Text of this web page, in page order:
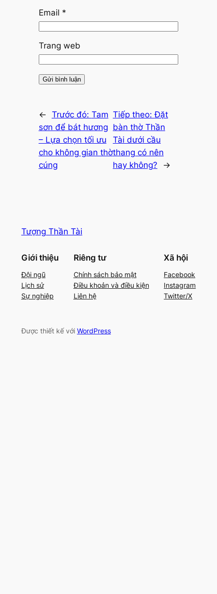
Email *
Trang web
← Trước đó: Tam
sơn để bát hương
– Lựa chọn tối ưu
cho không gian thờ
cúng
Tiếp theo:Đặt
bàn thờ Thần
Tài dưới cầu
thang có nên
hay không?
→
Tượng Thần Tài
Giới thiệu
Đội ngũ
Lịch sử
Sự nghiệp
Riêng tư
Chính sách bảo mật
Điều khoản và điều kiện
Liên hệ
Xã hội
Facebook
Instagram
Twitter/X
Được thiết kế với WordPress